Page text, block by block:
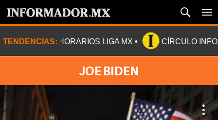
TENDENCIAS: HORARIOS LIGA MX CÍRCULO
JOE BIDEN